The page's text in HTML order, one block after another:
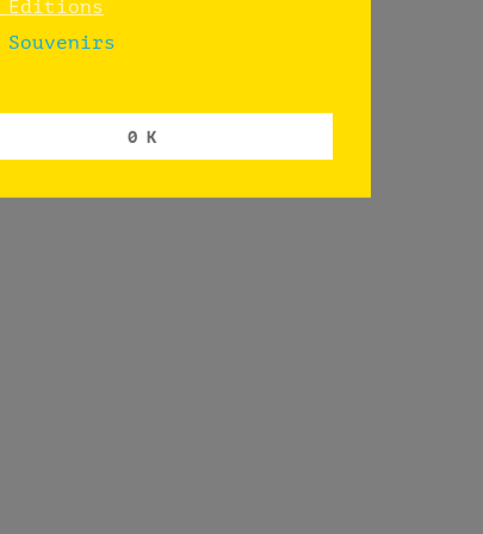
Editions
Souvenirs
0 K